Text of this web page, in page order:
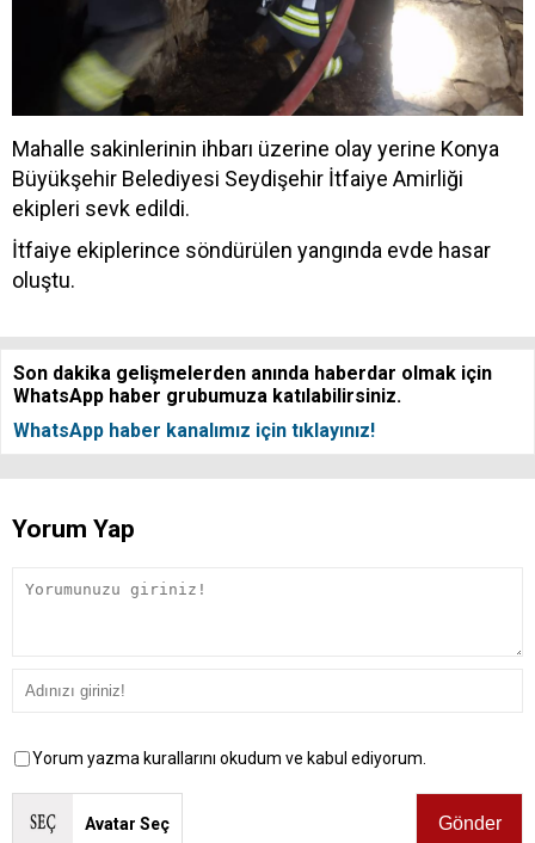
Mahalle sakinlerinin ihbarı üzerine olay yerine Konya
Büyükşehir Belediyesi Seydişehir İtfaiye Amirliği
ekipleri sevk edildi.
İtfaiye ekiplerince söndürülen yangında evde hasar
oluştu.​​​​​​​
Son dakika gelişmelerden anında haberdar olmak için
WhatsApp haber grubumuza katılabilirsiniz.
WhatsApp haber kanalımız için tıklayınız!
Yorum Yap
Yorum yazma kurallarını okudum ve kabul ediyorum.
Avatar Seç